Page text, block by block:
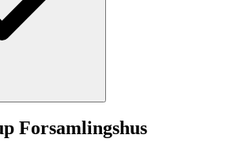
Forsamlingshus